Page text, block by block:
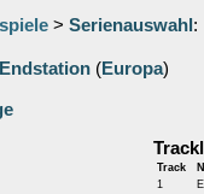
> Serienauswahl :
(Europa)
Track
1